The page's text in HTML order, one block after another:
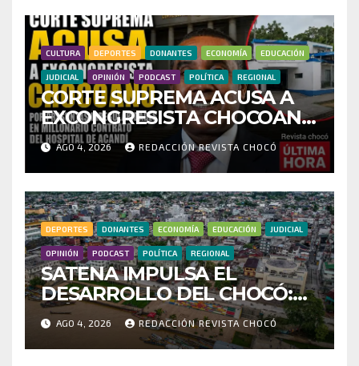
FRAUDE
CULTURA DEPORTES DONANTES ECONOMÍA EDUCACIÓN
JUDICIAL OPINIÓN PODCAST POLÍTICA REGIONAL
CORTE SUPREMA ACUSA A
EXCONGRESISTA CHOCOANO
POR PRESUNTAS
IRREGULARIDADES EN
MILLONARIO CONTRATO
DEL HOSPITAL DE ACANDÍ
AGO 4, 2026 REDACCIÓN REVISTA CHOCÓ
DEPORTES DONANTES ECONOMÍA EDUCACIÓN JUDICIAL
OPINIÓN PODCAST POLÍTICA REGIONAL
SATENA IMPULSA EL
DESARROLLO DEL CHOCÓ:
MÁS DE 35 MIL PASAJEROS
MOVILIZADOS Y NUEVAS
RUTAS FORTALECEN LA
AGO 4, 2026 REDACCIÓN REVISTA CHOCÓ